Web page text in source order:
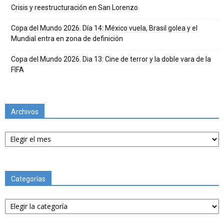
Crisis y reestructuración en San Lorenzo
Copa del Mundo 2026. Día 14: México vuela, Brasil golea y el
Mundial entra en zona de definición
Copa del Mundo 2026. Dia 13: Cine de terror y la doble vara de la
FIFA
Archivos
Archivos
Categorías
Categorías